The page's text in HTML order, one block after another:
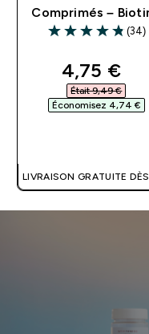
Comprimés –
4.82 out of 5 stars
(34)
4,75 €‎
Était 9,49 €‎
Économisez 4,74 €‎
LIVRAISON GRATUITE